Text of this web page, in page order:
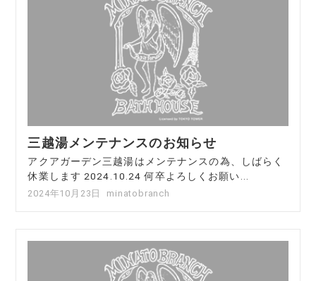
三越湯メンテナンスのお知らせ
アクアガーデン三越湯はメンテナンスの為、しばらく
休業します 2024.10.24 何卒よろしくお願い...
2024年10月23日 minatobranch